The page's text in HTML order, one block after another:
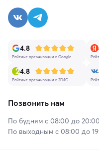
4.8
Рейтинг организации в Google
4.8
Рейтинг организации в 2ГИС
Позвонить нам
По будням с 08:00 до 20:00
По выходным с 08:00 до